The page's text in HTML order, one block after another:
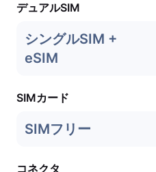
デュアルSIM
シングルSIM +
eSIM
SIMカード
SIMフリー
コネクタ